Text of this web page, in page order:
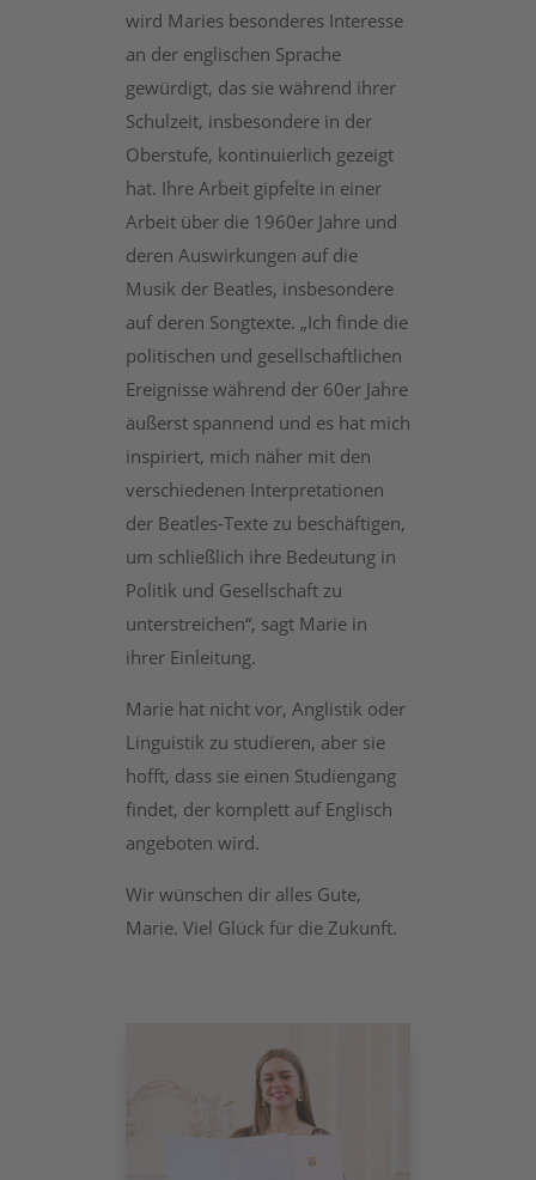
wird Maries besonderes Interesse
an der englischen Sprache
gewürdigt, das sie während ihrer
Schulzeit, insbesondere in der
Oberstufe, kontinuierlich gezeigt
hat. Ihre Arbeit gipfelte in einer
Arbeit über die 1960er Jahre und
deren Auswirkungen auf die
Musik der Beatles, insbesondere
auf deren Songtexte. „Ich finde die
politischen und gesellschaftlichen
Ereignisse während der 60er Jahre
äußerst spannend und es hat mich
inspiriert, mich näher mit den
verschiedenen Interpretationen
der Beatles-Texte zu beschäftigen,
um schließlich ihre Bedeutung in
Politik und Gesellschaft zu
unterstreichen“, sagt Marie in
ihrer Einleitung.
Marie hat nicht vor, Anglistik oder
Linguistik zu studieren, aber sie
hofft, dass sie einen Studiengang
findet, der komplett auf Englisch
angeboten wird.
Wir wünschen dir alles Gute,
Marie. Viel Glück für die Zukunft.